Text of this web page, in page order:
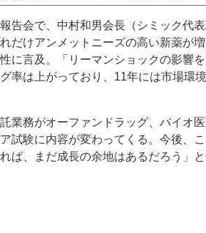
告会で、中村和男会長（シミック代表
だけアンメットニーズの高い新薬が
に言及。「リーマンショックの影響
率は上がっており、11年には市場環
業務がオーファンドラッグ、バイオ
試験に内容が変わってくる。今後、
ば、まだ成長の余地はあるだろう」と